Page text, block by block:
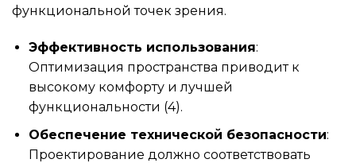
функциональной точек зрения.
Эффективность использования:
Оптимизация пространства приводит к
высокому комфорту и лучшей
функциональности (4).
Обеспечение технической безопасности:
Проектирование должно соответствовать